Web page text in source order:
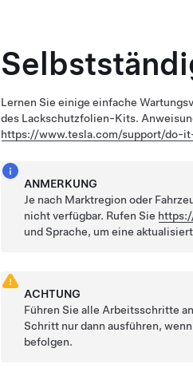
Lernen Sie einige einfache
des Lackschutzfolien-Kits.
https://www.tesla.com/support/do-
ANMERKUNG
Je nach Marktregion oder
nicht verfügbar. Rufen Sie
und Sprache, um eine
ACHTUNG
Führen Sie alle Arbeitsschritte
Schritt nur dann ausführen,
befolgen.